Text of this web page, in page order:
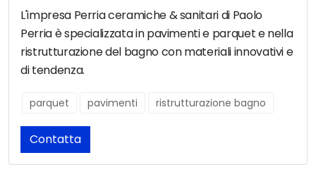
L'impresa Perria ceramiche & sanitari di Paolo
Perria è specializzata in pavimenti e parquet e nella
ristrutturazione del bagno con materiali innovativi e
di tendenza.
parquet pavimenti ristrutturazione bagno
Contatta